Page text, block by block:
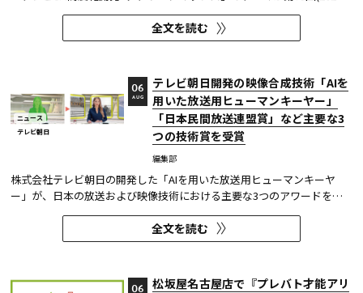
年度)技術開発賞を、「TOKYO巫女忍者」が映像技術賞 DVT(デジタルビ
ジュアル技術)部門 特別賞を受賞したことを発表した。技術開発賞部門
では、昨年に続き5年連続の受賞となる。 この賞は毎年、放送に関連
全文を読む
ニュース
テレビ朝日
テレビ朝日開発の映像合成技術「AIを
用いた放送用ヒューマンキーヤー」
「日本民間放送連盟賞」など主要な3
つの技術賞を受賞
編集部
06
AUG
株式会社テレビ朝日の開発した「AIを用いた放送用ヒューマンキーヤ
ー」が、日本の放送および映像技術における主要な3つのアワードを受
賞した。 本開発は、人物像認識AIと最新のXR技術を組み合わせたシステ
ムであり、その革新性と実用性が業界内で高い評価を獲得している。
【受賞アワード一覧】 ●2025年 日本民間放送連盟賞 技術部門優...
全文を読む
松坂屋名古屋店で『プレバト才能アリ
06